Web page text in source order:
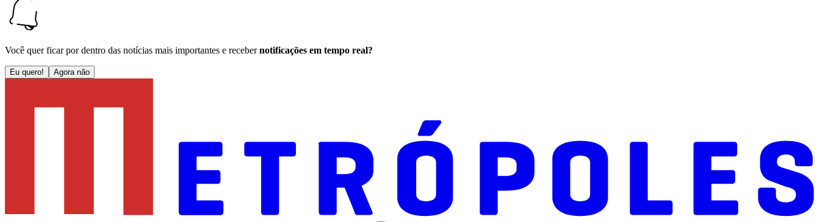
Você quer ficar por dentro das notícias mais importantes e receber notificações em tempo real?
Eu quero! Agora não